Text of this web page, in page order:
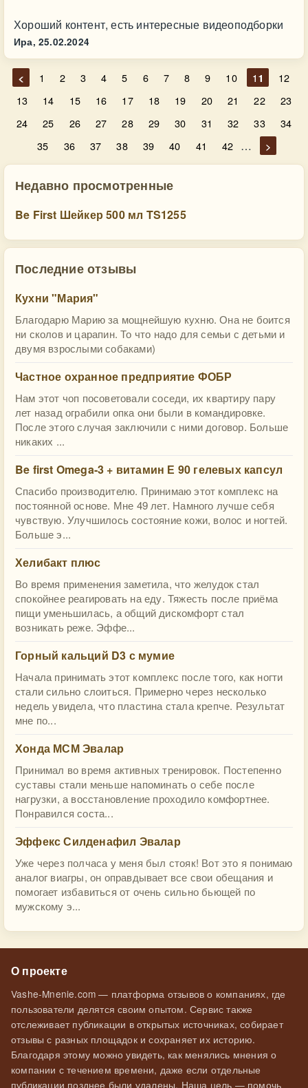
Хороший контент, есть интересные видеоподборки
Ира, 25.02.2024
< 1 2 3 4 5 6 7 8 9 10 11
12
13
14 15 16 17 18 19 20 21 22
23
24
25 26 27 28 29 30 31 32 33
34
35
36 37 38 39 40 41 42 … >
Недавно просмотренные
Be First Шейкер 500 мл TS1255
Последние отзывы
Кухни "Мария"
Благодарю Марию за мощнейшую кухню. Она не боится
ни сколов и царапин. То что надо для семьи с детьми и
двумя взрослыми собаками)
Частное охранное предприятие ФОБР
Нам этот чоп посоветовали соседи, их квартиру пару
лет назад ограбили опка они были в командировке.
После этого случая заключили с ними договор. Больше
никаких ...
Be first Omega-3 + витамин Е 90 гелевых капсул
Спасибо производителю. Принимаю этот комплекс на
постоянной основе. Мне 49 лет. Намного лучше себя
чувствую. Улучшилось состояние кожи, волос и ногтей.
Больше э...
Хелибакт плюс
Во время применения заметила, что желудок стал
спокойнее реагировать на еду. Тяжесть после приёма
пищи уменьшилась, а общий дискомфорт стал
возникать реже. Эффе...
Горный кальций D3 с мумие
Начала принимать этот комплекс после того, как ногти
стали сильно слоиться. Примерно через несколько
недель увидела, что пластина стала крепче. Результат
мне по...
Хонда МСМ Эвалар
Принимал во время активных тренировок. Постепенно
суставы стали меньше напоминать о себе после
нагрузки, а восстановление проходило комфортнее.
Понравился соста...
Эффекс Силденафил Эвалар
Уже через полчаса у меня был стояк! Вот это я понимаю
аналог виагры, он оправдывает все свои обещания и
помогает избавиться от очень сильно бьющей по
мужскому э...
О проекте
Vashe-Mnenie.com — платформа отзывов о компаниях, где
пользователи делятся своим опытом. Сервис также
отслеживает публикации в открытых источниках, собирает
отзывы с разных площадок и сохраняет их историю.
Благодаря этому можно увидеть, как менялись мнения о
компании с течением времени, даже если отдельные
публикации позднее были удалены. Наша цель — помочь